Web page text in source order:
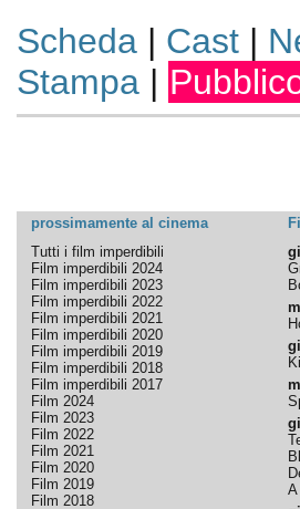
Scheda| Cast|
Stampa|
prossimamente al cinema
Tutti i film imperdibili
Film imperdibili 2024
Film imperdibili 2023
Film imperdibili 2022
Film imperdibili 2021
Film imperdibili 2020
Film imperdibili 2019
Film imperdibili 2018
Film imperdibili 2017
Film 2024
Film 2023
Film 2022
Film 2021
Film 2020
Film 2019
Film 2018
A